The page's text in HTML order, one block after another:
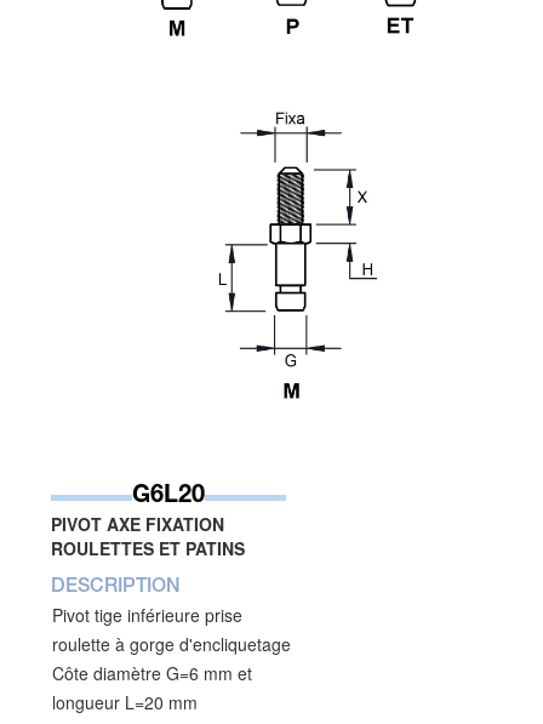
G6L20
PIVOT AXE FIXATION
ROULETTES ET PATINS
DESCRIPTION
Pivot tige inférieure prise
roulette à gorge d'encliquetage
Côte diamètre G=6 mm et
longueur L=20 mm